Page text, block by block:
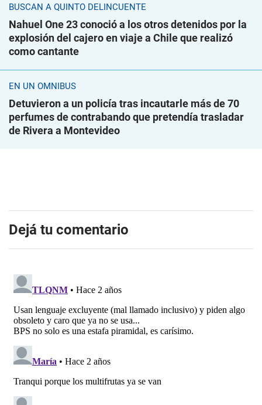
BUSCAN A QUINTO DELINCUENTE
Nahuel One 23 conoció a los otros detenidos por la
explosión del cajero en viaje a Chile que realizó
como cantante
EN UN ÓMNIBUS
Detuvieron a un policía tras incautarle más de 70
perfumes de contrabando que pretendía trasladar
de Rivera a Montevideo
Dejá tu comentario